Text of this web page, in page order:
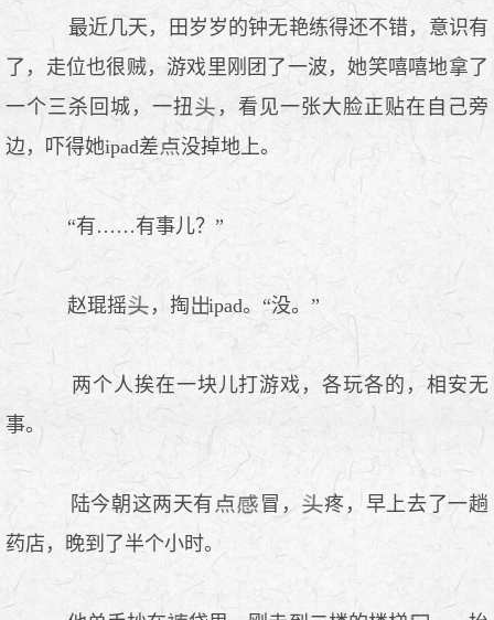
最近几天，田岁岁的钟无艳练得还不错，意识有
了，走位也很贼，游戏里刚团了一波，她笑嘻嘻地拿了
一个三杀回城，一扭
，看见一张大脸正贴在自己旁
边，吓得她ipad差
没掉地上。
“有……有事儿？”
赵琨摇 ，掏 ipad。“没。”
两个人挨在一块儿打游戏，各玩各的，相安无
事。
陆今朝这两天有 冒，
疼，早上去了一趟
药店，晚到了半个小时。